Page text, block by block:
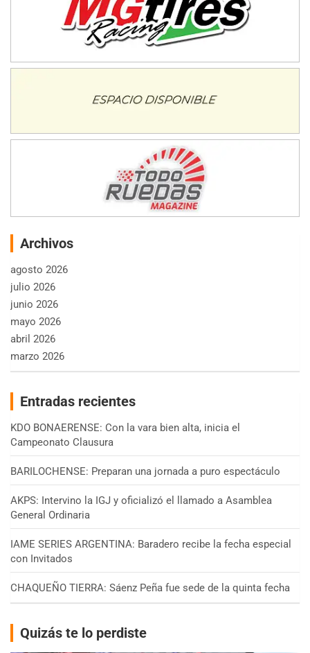
Archivos
agosto 2026
julio 2026
junio 2026
mayo 2026
abril 2026
marzo 2026
Entradas recientes
KDO BONAERENSE: Con la vara bien alta, inicia el
Campeonato Clausura
BARILOCHENSE: Preparan una jornada a puro espectáculo
AKPS: Intervino la IGJ y oficializó el llamado a Asamblea
General Ordinaria
IAME SERIES ARGENTINA: Baradero recibe la fecha especial
con Invitados
CHAQUEÑO TIERRA: Sáenz Peña fue sede de la quinta fecha
Quizás te lo perdiste